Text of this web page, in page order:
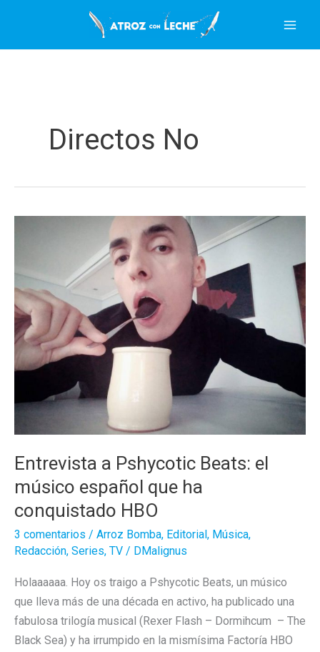
contenido
Directos No
Entrevista a Pshycotic Beats: el
músico español que ha
conquistado HBO
3 comentarios / Arroz Bomba, Editorial , Música,
Redacción, Series, TV / DMalignus
Holaaaaaa. Hoy os traigo a Pshycotic Beats, un músico
que lleva más de una década en activo, ha publicado una
fabulosa trilogía musical (Rexer Flash – Dormihcum – The
Black Sea) y ha irrumpido en la mismísima Factoría HBO